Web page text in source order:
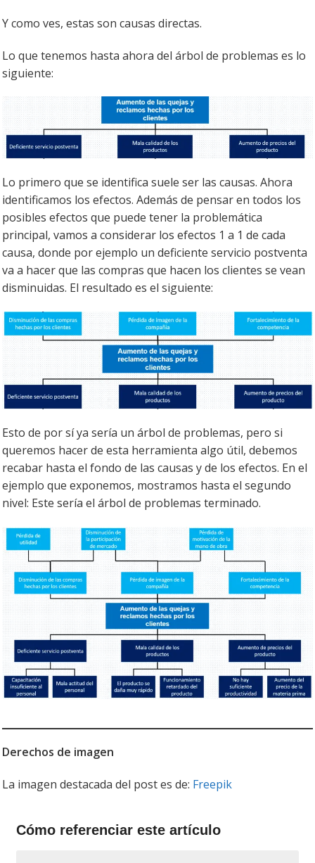
Y como ves, estas son causas directas.
Lo que tenemos hasta ahora del árbol de problemas es lo
siguiente:
Lo primero que se identifica suele ser las causas. Ahora
identificamos los efectos. Además de pensar en todos los
posibles efectos que puede tener la problemática
principal, vamos a considerar los efectos 1 a 1 de cada
causa, donde por ejemplo un deficiente servicio postventa
va a hacer que las compras que hacen los clientes se vean
disminuidas. El resultado es el siguiente:
Esto de por sí ya sería un árbol de problemas, pero si
queremos hacer de esta herramienta algo útil, debemos
recabar hasta el fondo de las causas y de los efectos. En el
ejemplo que exponemos, mostramos hasta el segundo
nivel: Este sería el árbol de problemas terminado.
Derechos de imagen
La imagen destacada del post es de: Freepik
Cómo referenciar este artículo